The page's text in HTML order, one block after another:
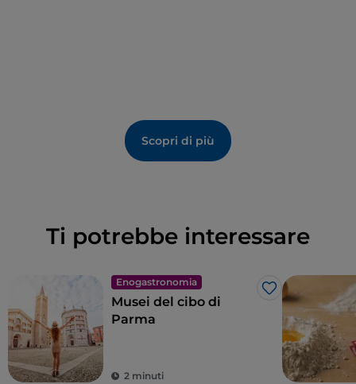
Scopri di più
Ti potrebbe interessare
Enogastronomia
Like
Musei del cibo di
Parma
2 minuti